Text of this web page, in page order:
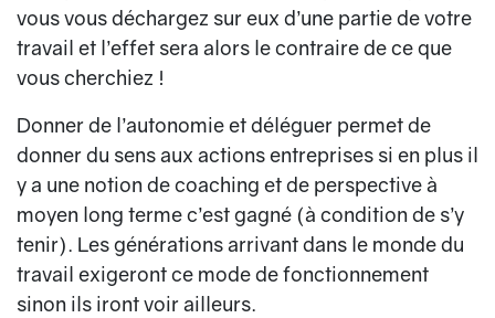
vous vous déchargez sur eux d’une partie de votre
travail et l’effet sera alors le contraire de ce que
vous cherchiez !
Donner de l’autonomie et déléguer permet de
donner du sens aux actions entreprises si en plus il
y a une notion de coaching et de perspective à
moyen long terme c’est gagné (à condition de s’y
tenir). Les générations arrivant dans le monde du
travail exigeront ce mode de fonctionnement
sinon ils iront voir ailleurs.